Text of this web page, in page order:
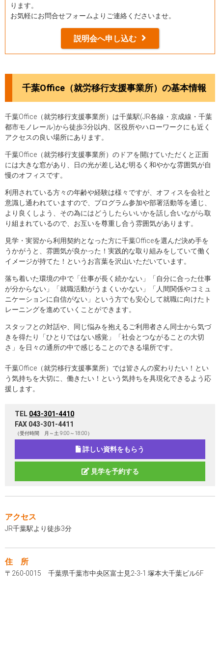
ります。
お気軽にお問合せフォームよりご連絡くださいませ。
説明会へ申し込む
千葉Office（就労移行支援事業所）の基本情報
千葉Office（就労移行支援事業所）は千葉駅(JR各線・京成線・千葉
都市モノレール)から徒歩3分以内、区役所やハローワークにも近く
アクセスの良い場所にあります。
千葉Office（就労移行支援事業所）のドアを開けていただくと正面
には大きな窓があり、日の光が差し込む明るく和やかな雰囲気が自
慢のオフィスです。
利用されている方々の年齢や経験は様々ですが、オフィスを会社と
意識し通われていますので、プログラム参加や部署活動等を通じ、
より良くしよう、その為にはどうしたらいいかを話し合いながら取
り組まれているので、お互いを尊重し合う雰囲気があります。
見学・実習から利用契約となった方に千葉Officeを選んだ決め手を
うかがうと、雰囲気が良かった！実践的な取り組みをしていて働く
イメージが持てた！というお言葉を沢山いただいています。
落ち着いた環境の中で「仕事が長く続かない」「自分に合った仕事
が分からない」「就職活動がうまくいかない」「人間関係やコミュ
ニケーションに自信がない」という方でも安心して就職に向けたト
レーニングを進めていくことができます。
スタッフとの対話や、同じ悩みを抱えるご利用者さん同士から気づ
きを得たり「ひとりではない感覚」「社会とつながることの大切
さ」を日々の通所の中で感じることのできる場所です。
千葉Office（就労移行支援事業所）では皆さんの変わりたい！とい
う気持ちを大切に、働きたい！という気持ちを具現化できるよう応
援します。
TEL 043-301-4410
FAX 043-301-4411
（受付時間 月～土 9:00～18:00）
詳しい資料をもらう
見学を予約する
アクセス
JR千葉駅より徒歩3分
住 所
〒260-0015 千葉県千葉市中央区富士見2-3-1 塚本大千葉ビル6F